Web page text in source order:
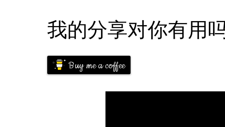
我的分享对你有用
Buy me a coffee